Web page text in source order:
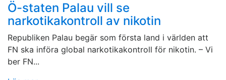
Ö-staten Palau vill se
narkotikakontroll av nikotin
Republiken Palau begär som första land i världen att
FN ska införa global narkotikakontroll för nikotin. – Vi
ber FN...